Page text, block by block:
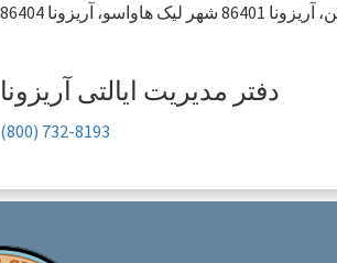
شهر لیک هاواسو، آریزونا 86404
دفتر مدیریت ایالتی آریزونا
‎(800) 732-8193‎